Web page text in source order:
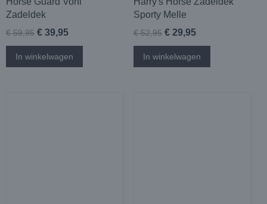
Zadeldek
€ 59,95 € 39,95
In winkelwagen
Sporty Melle
€ 52,95 € 29,95
In winkelwagen